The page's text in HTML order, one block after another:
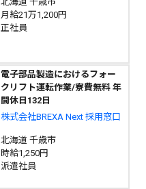
月給21万1,200円
正社員
電子部品製造におけるフォー
クリフト運転作業/寮費無料 年
間休日132日
株式会社BREXA Next 採用窓口
北海道 千歳市
時給1,250円
派遣社員